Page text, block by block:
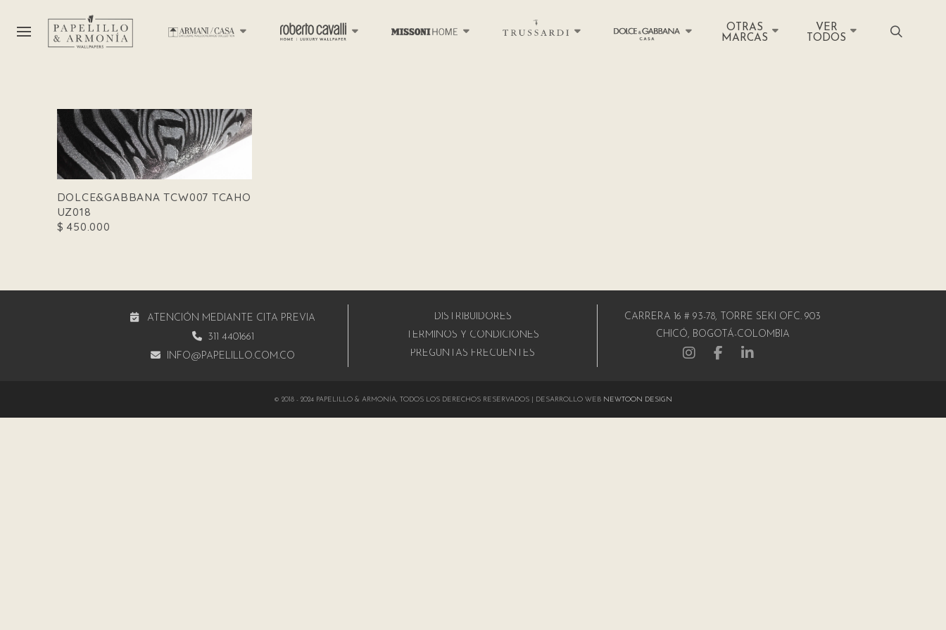
OTRAS
MARCAS
VER
TODOS
DOLCE&GABBANA TCW007 TCAHO
UZ018
$ 450.000
ATENCIÓN MEDIANTE CITA PREVIA
311 4401661
INFO@PAPELILLO.COM.CO
DISTRIBUIDORES
TÉRMINOS Y CONDICIONES
PREGUNTAS FRECUENTES
CARRERA 16 # 93-78, TORRE SEKI OFC. 903
CHICÓ, BOGOTÁ-COLOMBIA
© 2018 - 2024 PAPELILLO & ARMONÍA, TODOS LOS DERECHOS RESERVADOS | DESARROLLO WEB NEWTOON DESIGN